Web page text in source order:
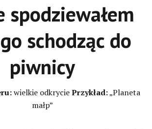
spodziewałem
schodząc do
piwnicy
wielkie odkryciePrzykład:„Planeta
małp”